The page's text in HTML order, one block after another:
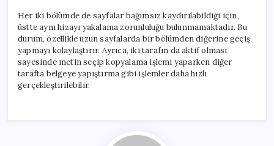
Her iki bölümde de sayfalar bağımsız kaydırılabildiği için,
üstte aynı hizayı yakalama zorunluluğu bulunmamaktadır. Bu
durum, özellikle uzun sayfalarda bir bölümden diğerine geçiş
yapmayı kolaylaştırır. Ayrıca, iki tarafın da aktif olması
sayesinde metin seçip kopyalama işlemi yaparken diğer
tarafta belgeye yapıştırma gibi işlemler daha hızlı
gerçekleştirilebilir.